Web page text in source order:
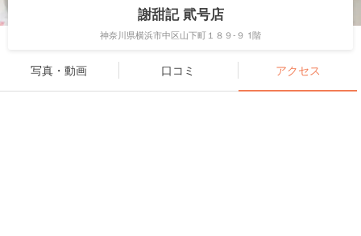
謝甜記 貮号店
神奈川県横浜市中区山下町１８９-９ 1階
写真・動画 口コミ アクセス